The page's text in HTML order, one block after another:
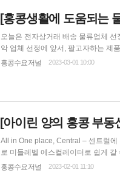
[홍콩생활에 도움되는
오늘은 전자상거래 배송 물류업체 선정 시
악 업체 선정에 앞서, 팔고자하는 제품에 대해 파악하는 것이 중요합니다. 1. 제품명 2. 제품의 HS 코드 3. 그 외 정보(단가, 개수, 무게, 부피,
구매사이트 등) 위의 정보는 한국 세관 통관 시 제품에 대해 필요한 정보이며, 제품 사입 시 구매처에 견적을 문의할 때 필요한 기본 정보이
홍콩수요저널 2023-03-01 10:00
[아이린 양의 홍콩 부
All in One place, Central – 센트럴에 집중! 집, 사무실, 취미생활 Caine Road는
로 미들레벨 에스컬레이터로 쉽게 갈 수 있고, 버스, 미
카페가 있고, 또한 슈퍼마켓이 가까운
홍콩수요저널 2023-02-01 11:10